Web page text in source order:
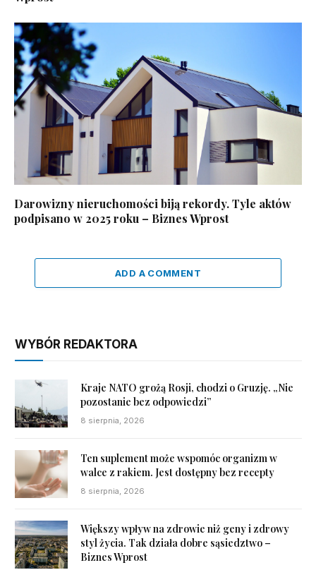
Darowizny nieruchomości biją rekordy. Tyle aktów
podpisano w 2025 roku – Biznes Wprost
ADD A COMMENT
WYBÓR REDAKTORA
Kraje NATO grożą Rosji, chodzi o Gruzję. „Nie
pozostanie bez odpowiedzi”
8 sierpnia, 2026
Ten suplement może wspomóc organizm w
walce z rakiem. Jest dostępny bez recepty
8 sierpnia, 2026
Większy wpływ na zdrowie niż geny i zdrowy
styl życia. Tak działa dobre sąsiedztwo –
Biznes Wprost